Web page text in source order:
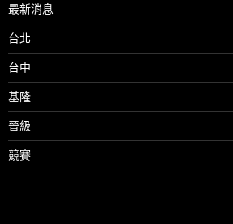
最新消息
台北
台中
基隆
晉級
競賽